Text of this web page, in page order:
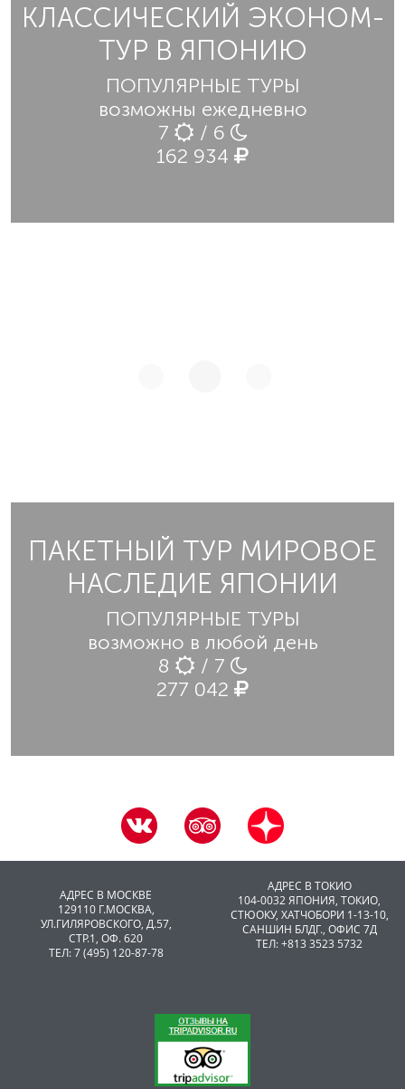
КЛАССИЧЕСКИЙ ЭКОНОМ-
ТУР В ЯПОНИЮ
ПОПУЛЯРНЫЕ ТУРЫ
возможны ежедневно
7
/ 6
162 934
ПАКЕТНЫЙ ТУР МИРОВОЕ
НАСЛЕДИЕ ЯПОНИИ
ПОПУЛЯРНЫЕ ТУРЫ
возможно в любой день
8
/ 7
277 042
АДРЕС В МОСКВЕ
129110 Г.МОСКВА,
УЛ.ГИЛЯРОВСКОГО, Д.57,
СТР.1, ОФ. 620
ТЕЛ: 7 (495) 120-87-78
АДРЕС В ТОКИО
104-0032 ЯПОНИЯ, ТОКИО,
CТЮОКУ, ХАТЧОБОРИ 1-13-10,
САНШИН БЛДГ., ОФИС 7Д
ТЕЛ: +813 3523 5732